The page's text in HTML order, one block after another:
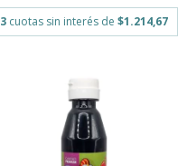
3 cuotas sin interés de $1.214,67